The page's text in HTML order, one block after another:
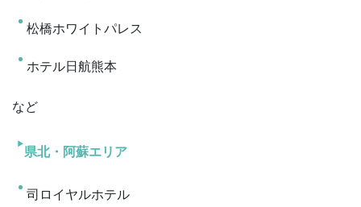
松橋ホワイトパレス
ホテル日航熊本
など
県北・阿蘇エリア
司ロイヤルホテル